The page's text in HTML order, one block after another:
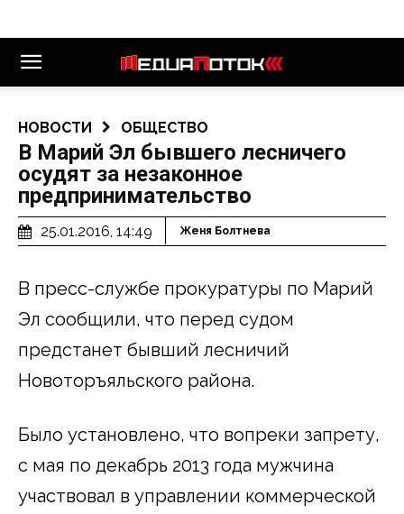
НОВОСТИ ОБЩЕСТВО
В Марий Эл бывшего лесничего
осудят за незаконное
предпринимательство
25.01.2016, 14:49 Женя Болтнева
В пресс-службе прокуратуры по Марий
Эл сообщили, что перед судом
предстанет бывший лесничий
Новоторъяльского района.
Было установлено, что вопреки запрету,
с мая по декабрь 2013 года мужчина
участвовал в управлении коммерческой